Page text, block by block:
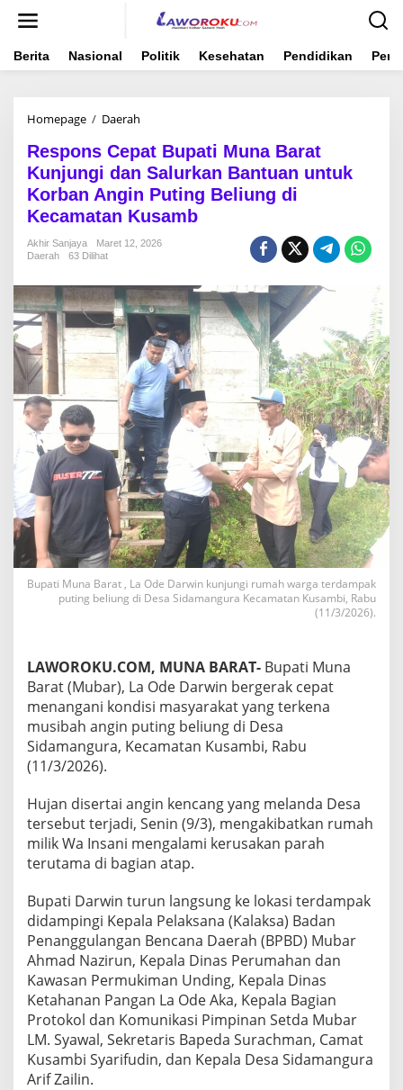
Berita Nasional Politik Kesehatan Pendidikan
Homepage / Daerah
Bupati
Muna
Barat
Kunjungi
dan
Bantuan
Angin
Puting
Beliung
di
Kecamatan
Kusamb
Respons Cepat Bupati Muna Barat
Kunjungi dan Salurkan Bantuan untuk
Korban Angin Puting Beliung di
Kecamatan Kusamb
Akhir Sanjaya
Maret 12, 2026
Daerah
63 Dilihat
Bupati Muna Barat , La Ode Darwin kunjungi rumah warga terdampak
puting beliung di Desa Sidamangura Kecamatan Kusambi, Rabu
(11/3/2026).
LAWOROKU.COM, MUNA BARAT- Bupati Muna
Barat (Mubar), La Ode Darwin bergerak cepat
menangani kondisi masyarakat yang terkena
musibah angin puting beliung di Desa
Sidamangura, Kecamatan Kusambi, Rabu
(11/3/2026).
Hujan disertai angin kencang yang melanda Desa
tersebut terjadi, Senin (9/3), mengakibatkan rumah
milik Wa Insani mengalami kerusakan parah
terutama di bagian atap.
Bupati Darwin turun langsung ke lokasi terdampak
didampingi Kepala Pelaksana (Kalaksa) Badan
Penanggulangan Bencana Daerah (BPBD) Mubar
Ahmad Nazirun, Kepala Dinas Perumahan dan
Kawasan Permukiman Unding, Kepala Dinas
Ketahanan Pangan La Ode Aka, Kepala Bagian
Protokol dan Komunikasi Pimpinan Setda Mubar
LM. Syawal, Sekretaris Bapeda Surachman, Camat
Kusambi Syarifudin, dan Kepala Desa Sidamangura
Arif Zailin.